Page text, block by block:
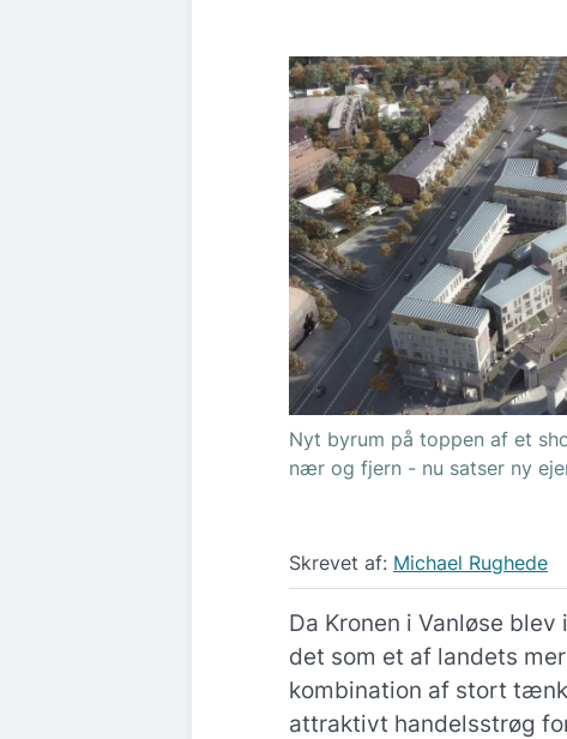
Nyt byrum på toppen af et
nær og fjern - nu satser ny
Skrevet af: Michael Rughede
Da Kronen i Vanløse
det som et af landets
kombination af stort
attraktivt handelsstrøg